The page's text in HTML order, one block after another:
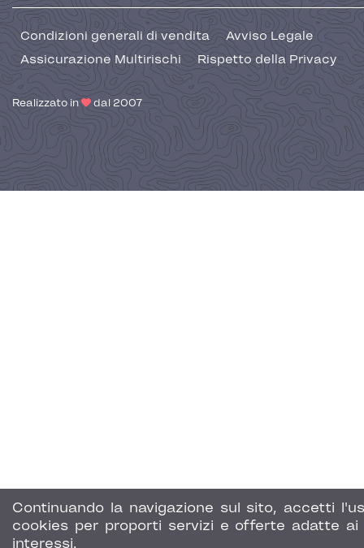
Continuando la navigazione sul sito, accetti
cookies per proporti servizi e offerte adatte ai
interessi.
Condizioni generali di vendita
Avviso Legale
Assicurazione Multirischi
Rispetto della Privacy
Realizzato in dal 2007